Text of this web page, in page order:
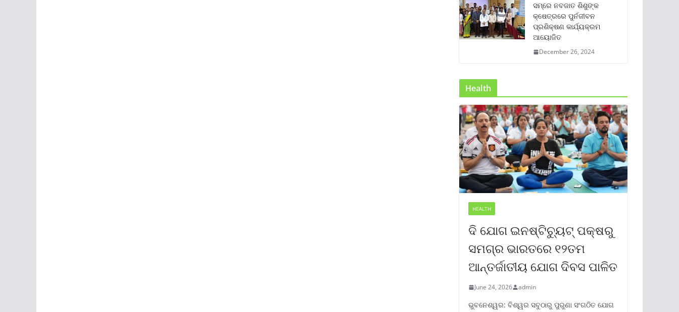
ସମ୍‌ରେ ନବଜାତ ଶିଶୁଙ୍କ
କ୍ଷେତ୍ରରେ ପୁର୍ନଜୀବନ
ପ୍ରଶିକ୍ଷଣ କାର୍ଯ୍ୟକ୍ରମ
ଆୟୋଜିତ
December 26, 2024
Health
HEALTH
ଦି ଯୋଗ ଇନଷ୍ଟିଚ୍ୟୁଟ୍ ପକ୍ଷରୁ
ସମଗ୍ର ଭାରତରେ ୧୨ତମ
ଆନ୍ତର୍ଜାତୀୟ ଯୋଗ ଦିବସ ପାଳିତ
June 24, 2026 admin
ଭୁବନେଶ୍ୱର: ବିଶ୍ୱର ସବୁଠାରୁ ପୁରୁଣା ସଂଗଠିତ ଯୋଗ